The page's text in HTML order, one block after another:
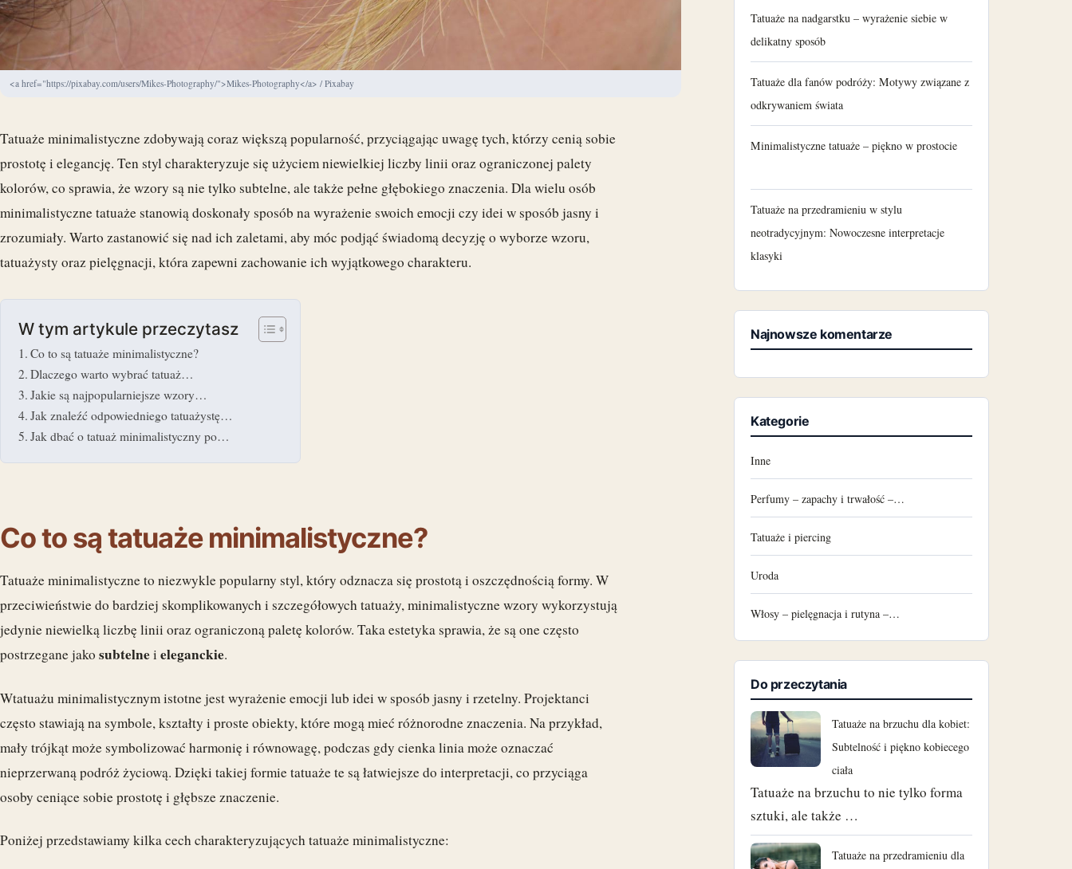
<a href="https://pixabay.com/users/Mikes-Photography/">Mikes-Photography</a> / Pixabay
Tatuaże minimalistyczne zdobywają coraz większą popularność, przyciągając uwagę tych, którzy cenią sobie
prostotę i elegancję. Ten styl charakteryzuje się użyciem niewielkiej liczby linii oraz ograniczonej palety
kolorów, co sprawia, że wzory są nie tylko subtelne, ale także pełne głębokiego znaczenia. Dla wielu osób
minimalistyczne tatuaże stanowią doskonały sposób na wyrażenie swoich emocji czy idei w sposób jasny i
zrozumiały. Warto zastanowić się nad ich zaletami, aby móc podjąć świadomą decyzję o wyborze wzoru,
tatuażysty oraz pielęgnacji, która zapewni zachowanie ich wyjątkowego charakteru.
W tym artykule przeczytasz
Co to są tatuaże minimalistyczne?
Dlaczego warto wybrać tatuaż…
Jakie są najpopularniejsze wzory…
Jak znaleźć odpowiedniego tatuażystę…
Jak dbać o tatuaż minimalistyczny po…
Co to są tatuaże minimalistyczne?
Tatuaże minimalistyczne to niezwykle popularny styl, który odznacza się prostotą i oszczędnością formy. W
przeciwieństwie do bardziej skomplikowanych i szczegółowych tatuaży, minimalistyczne wzory wykorzystują
jedynie niewielką liczbę linii oraz ograniczoną paletę kolorów. Taka estetyka sprawia, że są one często
postrzegane jako subtelnei eleganckie.
Wtatuażu minimalistycznym istotne jest wyrażenie emocji lub idei w sposób jasny i rzetelny. Projektanci
często stawiają na symbole, kształty i proste obiekty, które mogą mieć różnorodne znaczenia. Na przykład,
mały trójkąt może symbolizować harmonię i równowagę, podczas gdy cienka linia może oznaczać
nieprzerwaną podróż życiową. Dzięki takiej formie tatuaże te są łatwiejsze do interpretacji, co przyciąga
osoby ceniące sobie prostotę i głębsze znaczenie.
Poniżej przedstawiamy kilka cech charakteryzujących tatuaże minimalistyczne:
Tatuaże na nadgarstku – wyrażenie siebie w
delikatny sposób
Tatuaże dla fanów podróży: Motywy związane z
odkrywaniem świata
Minimalistyczne tatuaże – piękno w prostocie
Tatuaże na przedramieniu w stylu
neotradycyjnym: Nowoczesne interpretacje
klasyki
Najnowsze komentarze
Kategorie
Inne
Perfumy – zapachy i trwałość –…
Tatuaże i piercing
Uroda
Włosy – pielęgnacja i rutyna –…
Do przeczytania
Tatuaże na brzuchu dla kobiet:
Subtelność i piękno kobiecego
ciała
Tatuaże na brzuchu to nie tylko forma
sztuki, ale także …
Tatuaże na przedramieniu dla